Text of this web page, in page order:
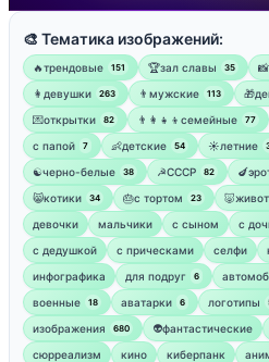
🎨 Тематика изображений:
🔥трендовые 151 🏆зал славы 35
👩девушки 263 👨мужские 113
💌открытки 82 👨‍👩‍👧‍👦семейные 77
‍с папой 7 👶детские 54 ☀️летние
☯︎черно-белые 38 ☭СССР 82
😸котики 34 🎂с тортом 23
девочки
мальчики с сыном с
с дедушкой
с прическами селфи
инфографика
для подруг 6
военные 18 аватарки 6 логотипы
изображения 680 👽фантастические
сюрреализм кино киберпанк